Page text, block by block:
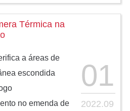
Térmica na
01
2022.09
a áreas de
escondida
no emenda de